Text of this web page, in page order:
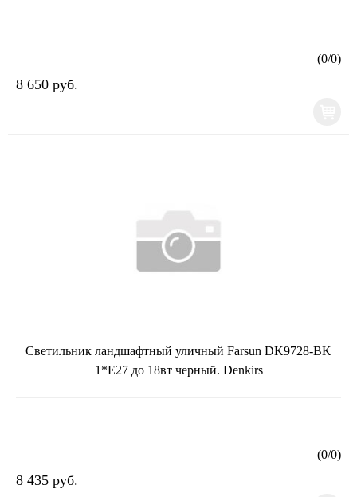
(0/0)
8 650 руб.
Светильник ландшафтный уличный Farsun DK9728-BK
1*E27 до 18вт черный. Denkirs
(0/0)
8 435 руб.